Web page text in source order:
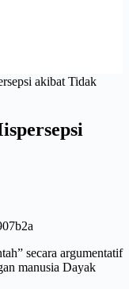
akibat Tidak
secara argumentatif
manusia Dayak